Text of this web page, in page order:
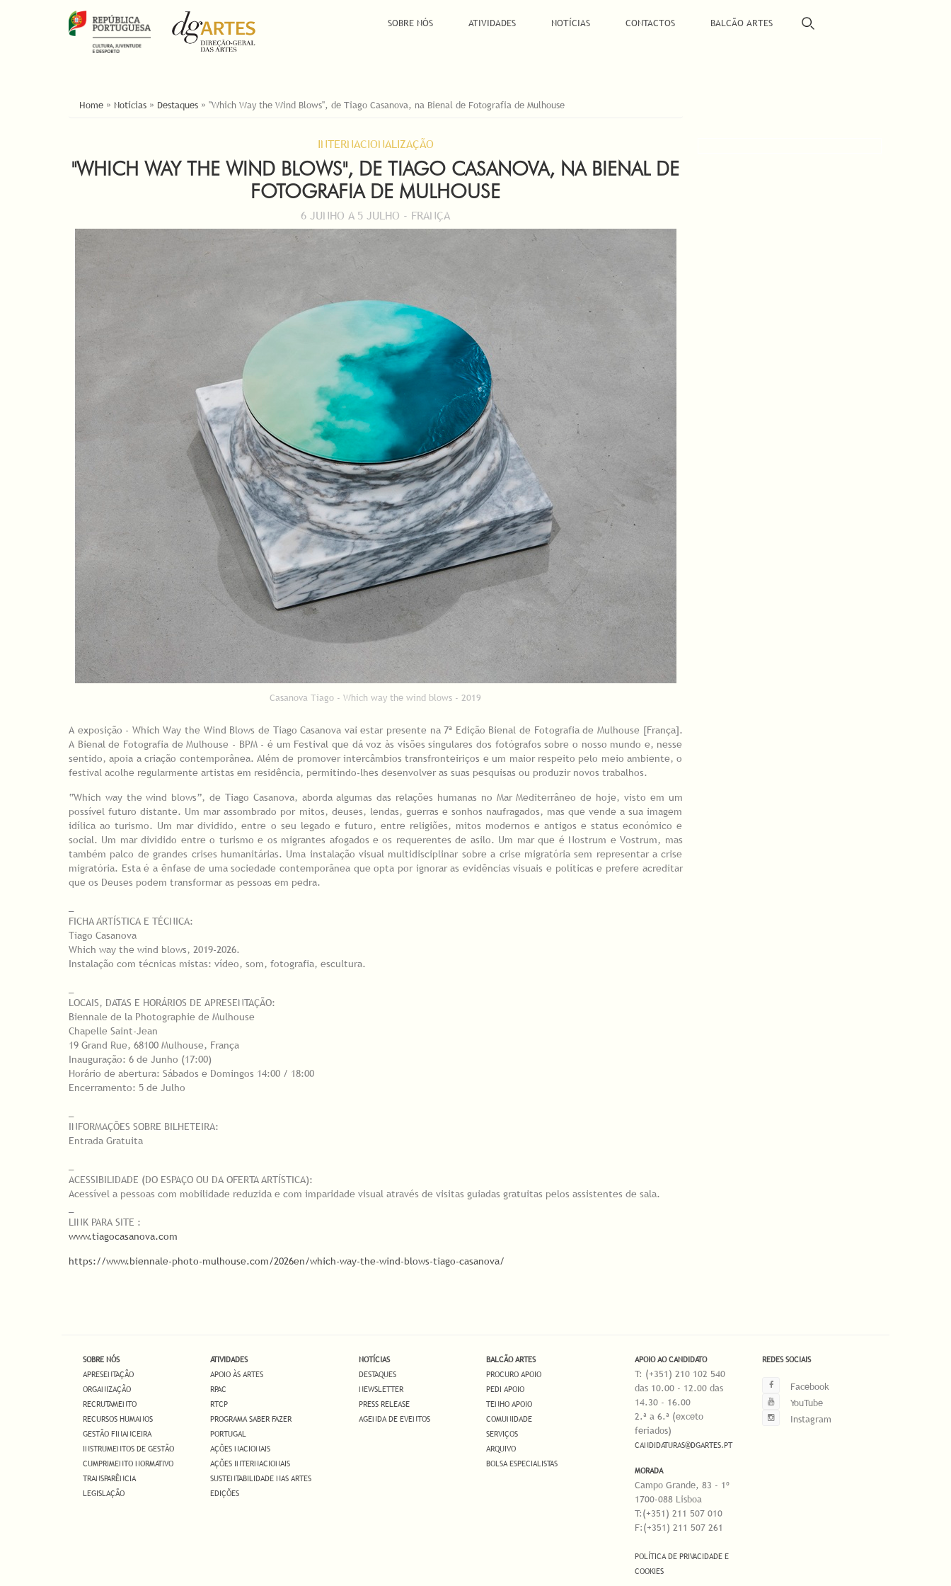
SOBRE NÓS ATIVIDADES NOTÍCIAS CONTACTOS BALCÃO ARTES
ESTÁ AQUI
Home » Notícias » Destaques » "Which Way the Wind Blows", de Tiago Casanova, na Bienal de Fotografia de Mulhouse
INTERNACIONALIZAÇÃO
"WHICH WAY THE WIND BLOWS", DE TIAGO CASANOVA, NA BIENAL DE
FOTOGRAFIA DE MULHOUSE
6 JUNHO A 5 JULHO - FRANÇA
Casanova Tiago - Which way the wind blows - 2019
A exposição - Which Way the Wind Blows de Tiago Casanova vai estar presente na 7ª Edição Bienal de Fotografia de Mulhouse [França].
A Bienal de Fotografia de Mulhouse - BPM - é um Festival que dá voz às visões singulares dos fotógrafos sobre o nosso mundo e, nesse
sentido, apoia a criação contemporânea. Além de promover intercâmbios transfronteiriços e um maior respeito pelo meio ambiente, o
festival acolhe regularmente artistas em residência, permitindo-lhes desenvolver as suas pesquisas ou produzir novos trabalhos.
“Which way the wind blows”, de Tiago Casanova, aborda algumas das relações humanas no Mar Mediterrâneo de hoje, visto em um
possível futuro distante. Um mar assombrado por mitos, deuses, lendas, guerras e sonhos naufragados, mas que vende a sua imagem
idílica ao turismo. Um mar dividido, entre o seu legado e futuro, entre religiões, mitos modernos e antigos e status económico e
social. Um mar dividido entre o turismo e os migrantes afogados e os requerentes de asilo. Um mar que é Nostrum e Vostrum, mas
também palco de grandes crises humanitárias. Uma instalação visual multidisciplinar sobre a crise migratória sem representar a crise
migratória. Esta é a ênfase de uma sociedade contemporânea que opta por ignorar as evidências visuais e políticas e prefere acreditar
que os Deuses podem transformar as pessoas em pedra.
FICHA ARTÍSTICA E TÉCNICA:
Tiago Casanova
Which way the wind blows, 2019-2026.
Instalação com técnicas mistas: vídeo, som, fotografia, escultura.
LOCAIS, DATAS E HORÁRIOS DE APRESENTAÇÃO:
Biennale de la Photographie de Mulhouse
Chapelle Saint-Jean
19 Grand Rue, 68100 Mulhouse, França
Inauguração: 6 de Junho (17:00)
Horário de abertura: Sábados e Domingos 14:00 / 18:00
Encerramento: 5 de Julho
INFORMAÇÕES SOBRE BILHETEIRA:
Entrada Gratuita
ACESSIBILIDADE (DO ESPAÇO OU DA OFERTA ARTÍSTICA):
Acessível a pessoas com mobilidade reduzida e com imparidade visual através de visitas guiadas gratuitas pelos assistentes de sala.
LINK PARA SITE :
www.tiagocasanova.com
https://www.biennale-photo-mulhouse.com/2026en/which-way-the-wind-blows-tiago-casanova/
SOBRE NÓS
APRESENTAÇÃO
ORGANIZAÇÃO
RECRUTAMENTO
RECURSOS HUMANOS
GESTÃO FINANCEIRA
INSTRUMENTOS DE GESTÃO
CUMPRIMENTO NORMATIVO
TRANSPARÊNCIA
LEGISLAÇÃO
ATIVIDADES
APOIO ÀS ARTES
RPAC
RTCP
PROGRAMA SABER FAZER
PORTUGAL
AÇÕES NACIONAIS
AÇÕES INTERNACIONAIS
SUSTENTABILIDADE NAS ARTES
EDIÇÕES
NOTÍCIAS
DESTAQUES
NEWSLETTER
PRESS RELEASE
AGENDA DE EVENTOS
BALCÃO ARTES
PROCURO APOIO
PEDI APOIO
TENHO APOIO
COMUNIDADE
SERVIÇOS
ARQUIVO
BOLSA ESPECIALISTAS
APOIO AO CANDIDATO
T: (+351) 210 102 540
das 10.00 - 12.00 das
14.30 - 16.00
2.ª a 6.ª (exceto
feriados)
CANDIDATURAS@DGARTES.PT
MORADA
Campo Grande, 83 - 1º
1700-088 Lisboa
T:(+351) 211 507 010
F:(+351) 211 507 261
POLÍTICA DE PRIVACIDADE E
COOKIES
REDES SOCIAIS
Facebook
YouTube
Instagram